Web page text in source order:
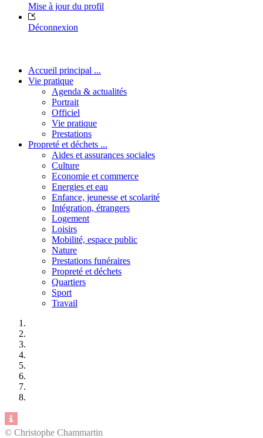
Mise à jour du profil
Déconnexion
Accueil principal ...
Vie pratique
Agenda & actualités
Portrait
Officiel
Vie pratique
Prestations
Propreté et déchets ...
Aides et assurances sociales
Culture
Economie et commerce
Energies et eau
Enfance, jeunesse et scolarité
Intégration, étrangers
Logement
Loisirs
Mobilité, espace public
Nature
Prestations funéraires
Propreté et déchets
Quartiers
Sport
Travail
© Christophe Chammartin